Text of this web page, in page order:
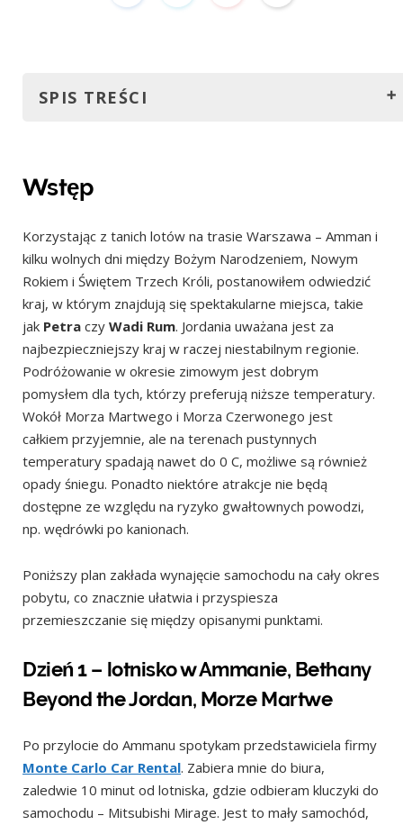
SPIS TREŚCI
Dzień 1 – lotnisko w Ammanie, Bethany Beyond the
Jordan, Morze Martwe
Dzień 2 – Droga 65, Wadi Mujib, Zamek w Karak, Wadi
Rum
Dzień 3 – Wadi Rum
Dzień 4 – Wadi Rum, Aqaba
Dzień 5 – Mała Petra, Petra
Dzień 6 – Petra, Zamek Shobak, Wioska Dana
Dzień 7 – Szlak Wadi Dana
Dzień 8 – Jaskinia Lota, Umm ar-Rasas, Twierdza
Machaerus, Madaba
Dzień 9 – Amman
Dzień 10 – Jerash, As-Salt
Dzień 11 – Góra Nebo, lotnisko w Ammanie
Wstęp
Korzystając z tanich lotów na trasie Warszawa – Amman i
kilku wolnych dni między Bożym Narodzeniem, Nowym
Rokiem i Świętem Trzech Króli, postanowiłem odwiedzić
kraj, w którym znajdują się spektakularne miejsca, takie
jak Petra czy Wadi Rum. Jordania uważana jest za
najbezpieczniejszy kraj w raczej niestabilnym regionie.
Podróżowanie w okresie zimowym jest dobrym
pomysłem dla tych, którzy preferują niższe temperatury.
Wokół Morza Martwego i Morza Czerwonego jest
całkiem przyjemnie, ale na terenach pustynnych
temperatury spadają nawet do 0 C, możliwe są również
opady śniegu. Ponadto niektóre atrakcje nie będą
dostępne ze względu na ryzyko gwałtownych powodzi,
np. wędrówki po kanionach.
Poniższy plan zakłada wynajęcie samochodu na cały okres
pobytu, co znacznie ułatwia i przyspiesza
przemieszczanie się między opisanymi punktami.
Dzień 1 – lotnisko w Ammanie, Bethany
Beyond the Jordan, Morze Martwe
Po przylocie do Ammanu spotykam przedstawiciela firmy
Monte Carlo Car Rental. Zabiera mnie do biura,
zaledwie 10 minut od lotniska, gdzie odbieram kluczyki do
samochodu – Mitsubishi Mirage. Jest to mały samochód,